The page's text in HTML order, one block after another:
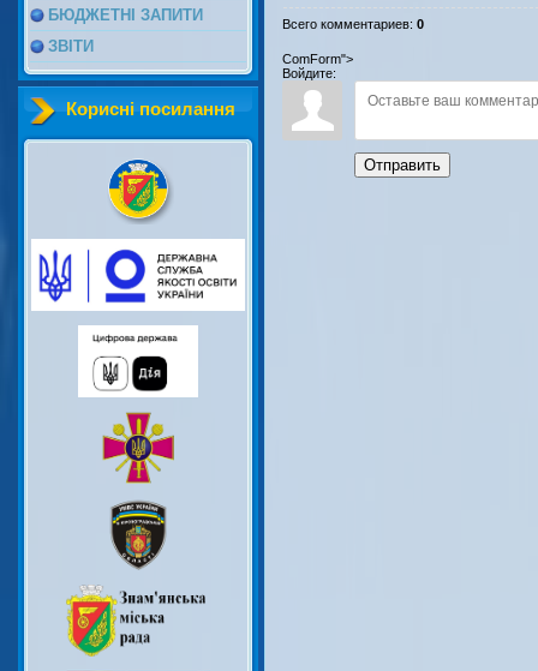
БЮДЖЕТНІ ЗАПИТИ
ЗВІТИ
Корисні посилання
Всего комментариев: 0
ComForm">
Войдите:
Отправить